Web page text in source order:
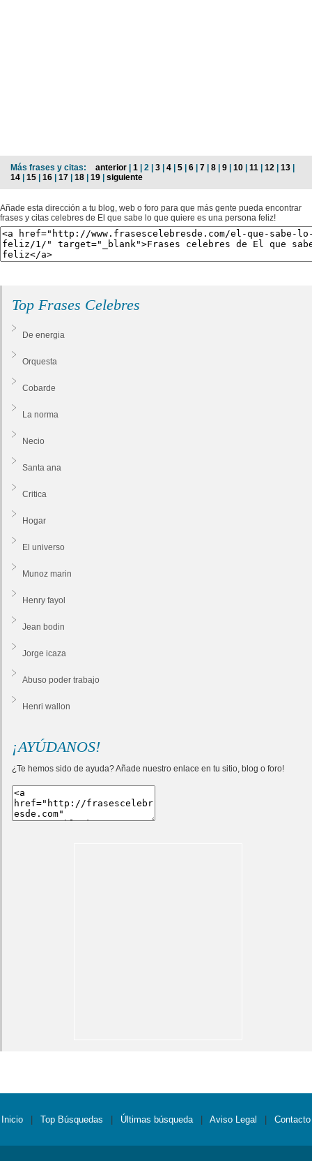
Más frases y citas: anterior | 1 | 2 | 3 | 4 | 5 | 6 | 7 | 8 | 9 | 10 | 11 | 12 | 13 |
14 | 15 | 16 | 17 | 18 | 19 | siguiente
Añade esta dirección a tu blog, web o foro para que más gente pueda encontrar
frases y citas celebres de El que sabe lo que quiere es una persona feliz!
Top Frases Celebres
De energia
Orquesta
Cobarde
La norma
Necio
Santa ana
Critica
Hogar
El universo
Munoz marin
Henry fayol
Jean bodin
Jorge icaza
Abuso poder trabajo
Henri wallon
¡AYÚDANOS!
¿Te hemos sido de ayuda? Añade nuestro enlace en tu sitio, blog o foro!
Inicio Top Búsquedas Últimas búsqueda Aviso Legal Contacto